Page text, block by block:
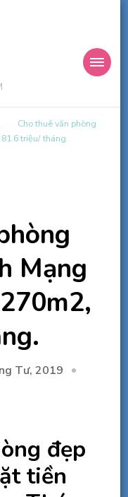
Cho thuê văn phòng
triệu/ tháng.
Mạng
Tư, 2019
đẹp
tiền